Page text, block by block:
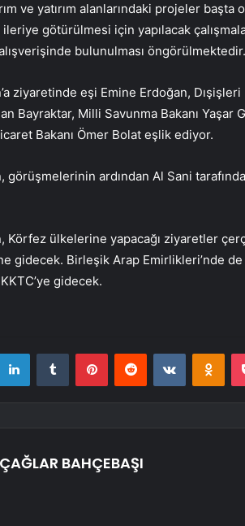
ve yatırım alanlarındaki projeler
götürülmesi için yapılacak
bulunulması öngörülmektedir.
ziyaretinde eşi Emine Erdoğan,
Bayraktar, Milli Savunma Bakanı Yaşar
Bakanı Ömer Bolat eşlik ediyor.
görüşmelerinin ardından Al Sani
Körfez ülkelerine yapacağı ziyaretler
gidecek. Birleşik Arap Emirlikleri’nde
gidecek.
LinkedInTumblr PinterestReddit VKontakte
BAHÇEBAŞI